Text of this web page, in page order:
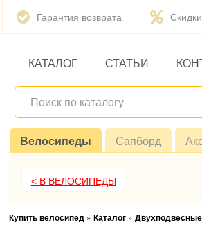
Гарантия возврата Скидки
КАТАЛОГ СТАТЬИ
Велосипеды Сапборд
< В ВЕЛОСИПЕДЫ
Купить велосипед » Каталог » Двухподвесные